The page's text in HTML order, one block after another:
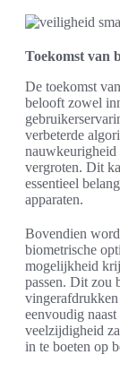
Toekomst van
De toekomst
belooft zowel
verbeterde
nauwkeurigheid
vergroten. Dit
essentieel
apparaten.
Bovendien
biometrische
mogelijkheid
passen. Dit zou
eenvoudig
veelzijdigheid
in te boeten op